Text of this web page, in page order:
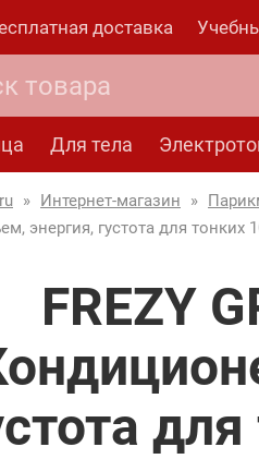
доставка
Для тела
» Интернет-магазин »
энергия, густота для тонких
FREZY